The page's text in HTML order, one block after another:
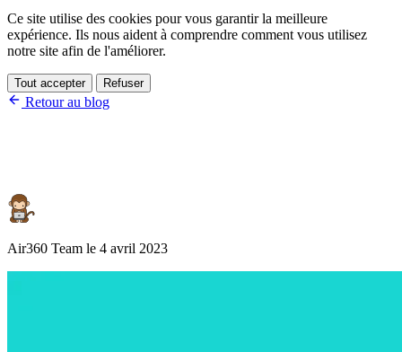
Ce site utilise des cookies pour vous garantir la meilleure
expérience. Ils nous aident à comprendre comment vous utilisez
notre site afin de l'améliorer.
Tout accepter Refuser
Retour au blog
Air360 Team le 4 avril 2023